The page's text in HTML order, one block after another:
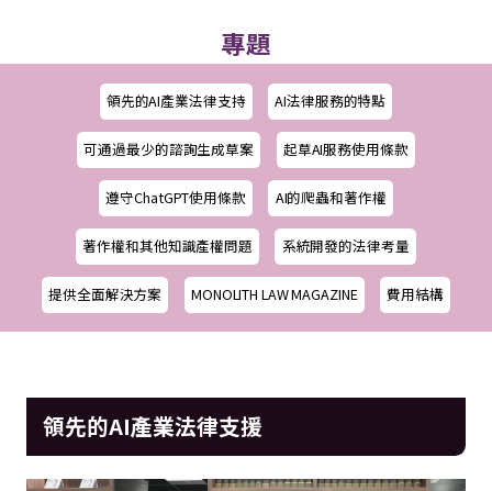
專題
領先的AI產業法律支持 AI法律服務的特點
可通過最少的諮詢生成草案 起草AI服務使用條款
遵守ChatGPT使用條款 AI的爬蟲和著作權
著作權和其他知識產權問題 系統開發的法律考量
提供全面解決方案 MONOLITH LAW MAGAZINE 費用結構
領先的AI產業法律支援